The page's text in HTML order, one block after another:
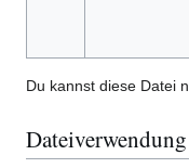
Du kannst diese Datei
Dateiverwendung